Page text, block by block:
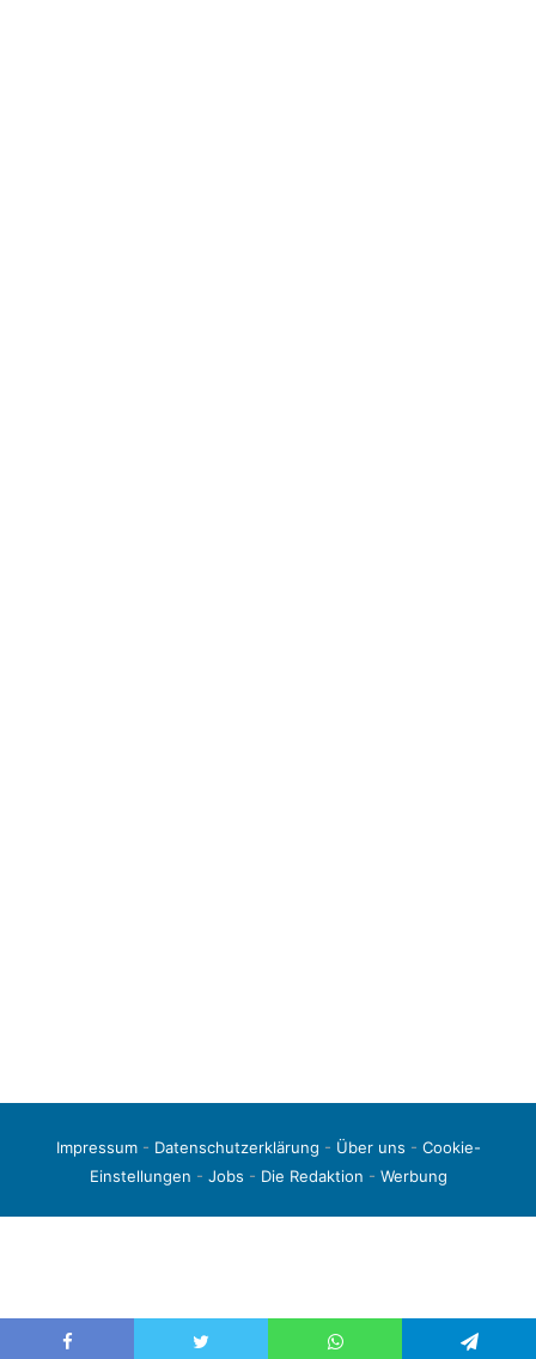
Impressum- Datenschutzerklärung - Über uns - Cookie-
Einstellungen - Jobs - Die Redaktion - Werbung